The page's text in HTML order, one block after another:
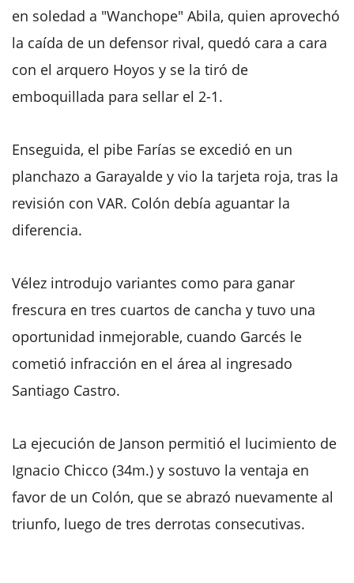
en soledad a "Wanchope" Abila, quien aprovechó
la caída de un defensor rival, quedó cara a cara
con el arquero Hoyos y se la tiró de
emboquillada para sellar el 2-1.
Enseguida, el pibe Farías se excedió en un
planchazo a Garayalde y vio la tarjeta roja, tras la
revisión con VAR. Colón debía aguantar la
diferencia.
Vélez introdujo variantes como para ganar
frescura en tres cuartos de cancha y tuvo una
oportunidad inmejorable, cuando Garcés le
cometió infracción en el área al ingresado
Santiago Castro.
La ejecución de Janson permitió el lucimiento de
Ignacio Chicco (34m.) y sostuvo la ventaja en
favor de un Colón, que se abrazó nuevamente al
triunfo, luego de tres derrotas consecutivas.